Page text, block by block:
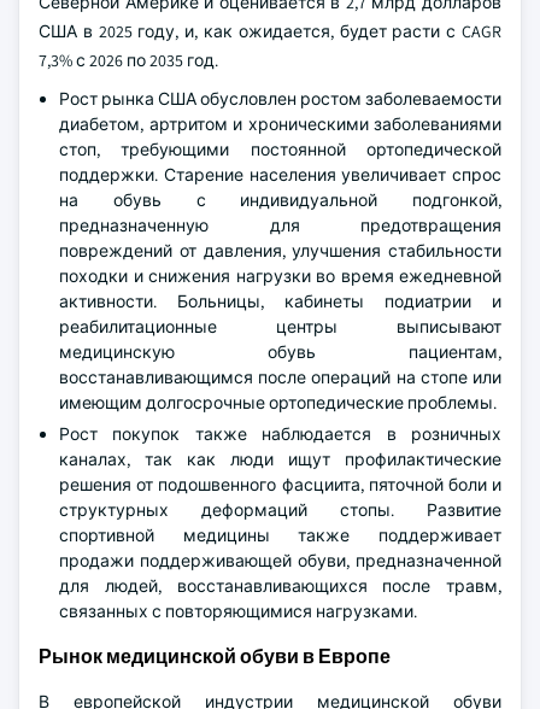
США в 2025 году, и, как ожидается, будет расти с CAGR
7,3% с 2026 по 2035 год.
Рост рынка США обусловлен ростом заболеваемости
диабетом, артритом и хроническими заболеваниями
стоп, требующими постоянной ортопедической
поддержки. Старение населения увеличивает спрос
на обувь с индивидуальной подгонкой,
предназначенную для предотвращения
повреждений от давления, улучшения стабильности
походки и снижения нагрузки во время ежедневной
активности. Больницы, кабинеты подиатрии и
реабилитационные центры выписывают
медицинскую обувь пациентам,
восстанавливающимся после операций на стопе или
имеющим долгосрочные ортопедические проблемы.
Рост покупок также наблюдается в розничных
каналах, так как люди ищут профилактические
решения от подошвенного фасциита, пяточной боли и
структурных деформаций стопы. Развитие
спортивной медицины также поддерживает
продажи поддерживающей обуви, предназначенной
для людей, восстанавливающихся после травм,
связанных с повторяющимися нагрузками.
Рынок медицинской обуви в Европе
В европейской индустрии медицинской обуви